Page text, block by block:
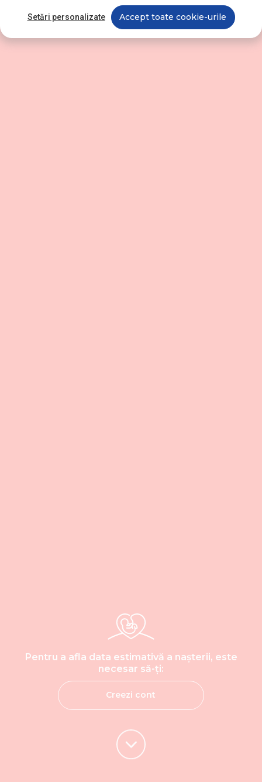
Pentru a afla data estimativă a nașterii, este
necesar să-ți:
Creezi cont
Setări personalizate Accept toate cookie-urile